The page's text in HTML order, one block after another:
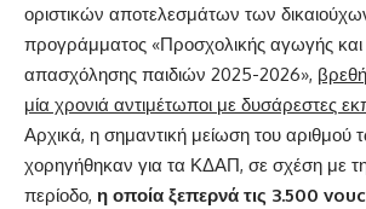
οριστικών αποτελεσμάτων των
προγράμματος «Προσχολικής αγωγής και
απασχόλησης παιδιών 2025-2026»,
μία χρονιά αντιμέτωποι με δυσάρεστες
Αρχικά, η σημαντική μείωση του
χορηγήθηκαν για τα ΚΔΑΠ, σε σχέση με
περίοδο, η οποία ξεπερνά τις 3.500